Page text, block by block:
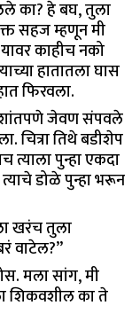
का? हे बघ, तुला
सहज म्हणून मी
काहीच नको
हातातला घास
फिरवला.
शांतपणे जेवण संपवले
चित्रा तिथे बडीशेप
पुन्हा एकदा
डोळे पुन्हा भरून
खरंच तुला
वाटेल?”
मला सांग, मी
शिकवशील का ते